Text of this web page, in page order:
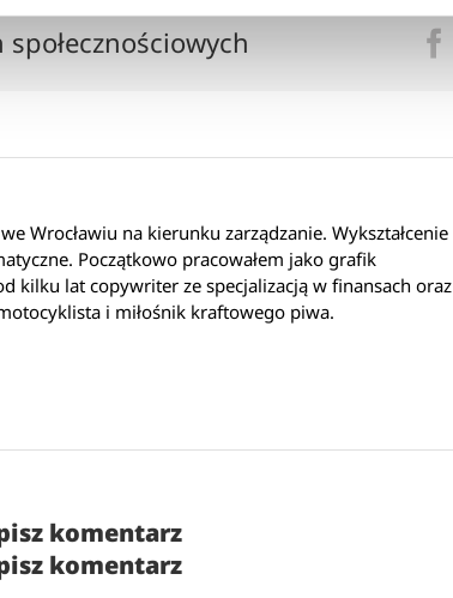
Wrocławiu na kierunku zarządzanie. Wykształcenie
Początkowo pracowałem jako grafik
kilku lat copywriter ze specjalizacją w finansach oraz
i miłośnik kraftowego piwa.
komentarz
komentarz